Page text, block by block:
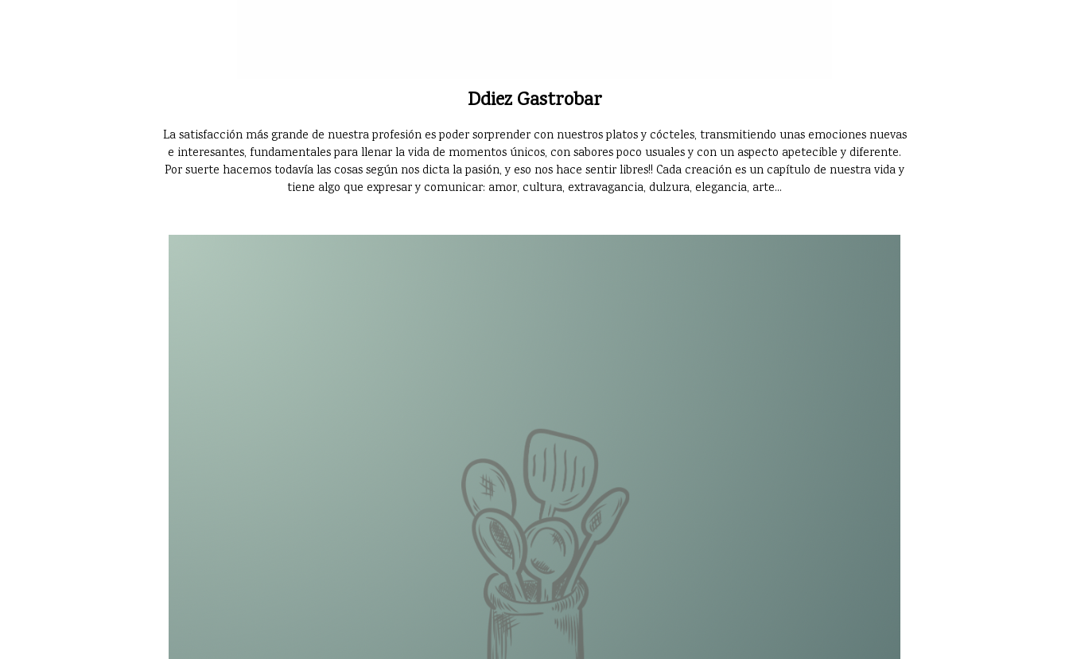
Ddiez Gastrobar
La satisfacción más grande de nuestra profesión es poder sorprender con nuestros platos y cócteles, transmitiendo unas emociones nuevas
e interesantes, fundamentales para llenar la vida de momentos únicos, con sabores poco usuales y con un aspecto apetecible y diferente.
Por suerte hacemos todavía las cosas según nos dicta la pasión, y eso nos hace sentir libres!! Cada creación es un capítulo de nuestra vida y
tiene algo que expresar y comunicar: amor, cultura, extravagancia, dulzura, elegancia, arte...